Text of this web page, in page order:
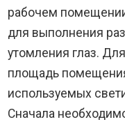
рабочем
для выполнения
утомления глаз.
площадь
используемых
Сначала